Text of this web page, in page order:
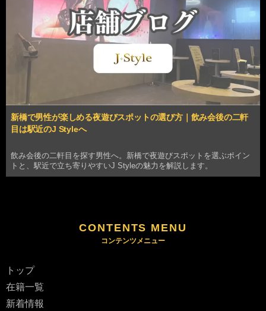
新橋で男性が楽しめる夜遊びスポットの選び方｜飲み会後の二軒
目は駅近のJ Styleへ
飲み会後の二軒目を探す男性へ。新橋で夜遊びスポットを選ぶポイン
トと、駅近で立ち寄りやすいJ Styleの魅力を解説します。
CONTENTS MENU
トップ
在籍一覧
新着情報